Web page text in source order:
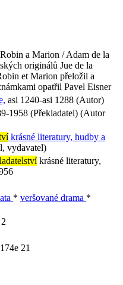
a Marion / Adam de la
originálů Jue de la
et Marion přeložil a
opatřil Pavel Eisner
asi 1240-asi 1288 (Autor)
1958 (Překladatel) (Autor
krásné literatury, hudby a
vydavatel)
krásné literatury,
* veršované drama *
21